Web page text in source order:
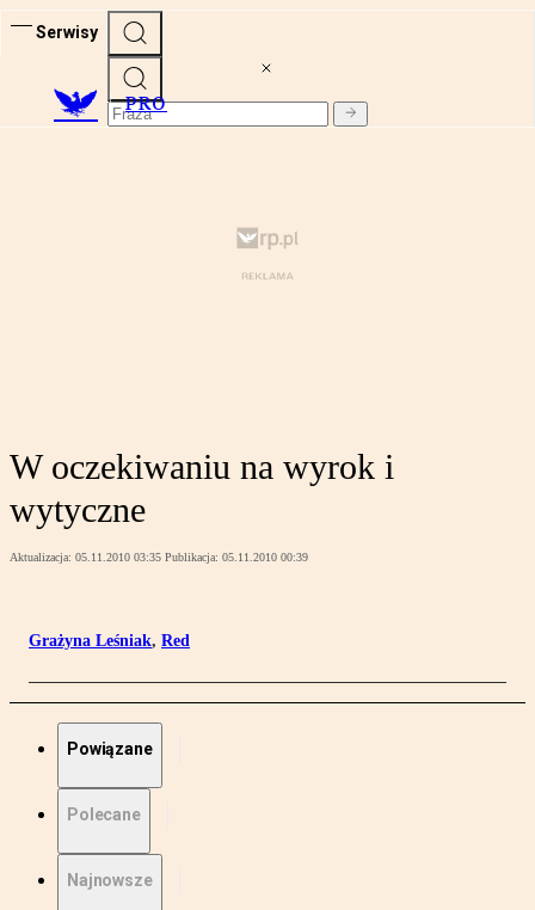
Serwisy
PRO
W oczekiwaniu na wyrok i
wytyczne
Aktualizacja: 05.11.2010 03:35 Publikacja: 05.11.2010 00:39
Grażyna Leśniak, Red
Powiązane
Polecane
Najnowsze